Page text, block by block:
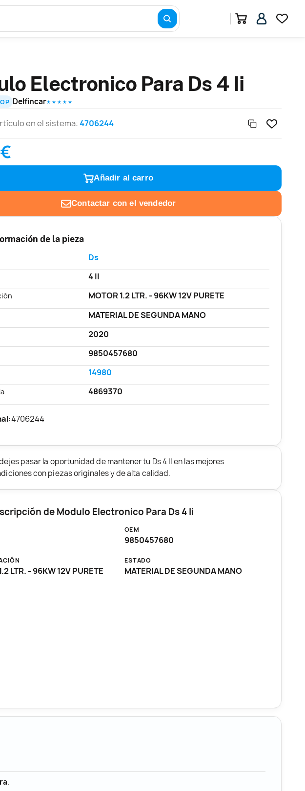
Electronico Para Ds 4 Ii
Delfincar★ ★ ★ ★ ★
en el sistema:4706244
Añadir al carro
Contactar con el vendedor
de la pieza
Ds
4 II
MOTOR 1.2 LTR. - 96KW 12V PURETE
MATERIAL DE SEGUNDA MANO
2020
9850457680
14980
4869370
4706244
pasar la oportunidad de mantener tu Ds 4 II en las mejores
con piezas originales y de alta calidad.
de Modulo Electronico Para Ds 4 Ii
OEM
9850457680
LTR. - 96KW 12V PURETE
ESTADO
MATERIAL DE SEGUNDA MANO
.